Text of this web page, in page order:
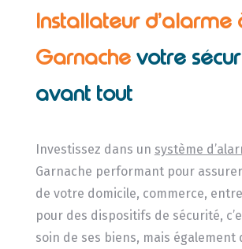
Installateur d’alarme
Garnache votre
avant tout
Investissez dans un système
Garnache performant pour
de votre domicile, commerce,
pour des dispositifs de sécurité,
soin de ses biens, mais également